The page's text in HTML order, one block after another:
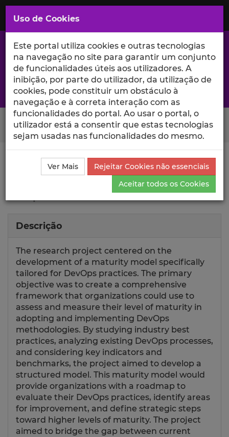
Saltar
para
Conteúdo
Principal
A excelência da investigação e ciência no Iscte
Search Button
Ciência_Iscte Lista de Projetos Projeto
Development of maturity model for
Descrição
The research project centered on the
development of a maturity model specifically
tailored for DevOps practices. The primary
objective was to create a comprehensive
framework that organizations could use to
assess and measure their level of maturity in
adopting and implementing DevOps
methodologies. By studying industry best
practices, analyzing existing DevOps processes,
and considering key indicators and
benchmarks, the project aimed to develop a
structured model. This maturity model would
provide organizations with a roadmap to
evaluate their DevOps practices, identify areas
for improvement, and define strategic steps
toward higher levels of maturity. The project
aimed to bridge the gap between current
Uso de Cookies
Este portal utiliza cookies e outras tecnologias
na navegação no site para garantir um conjunto
de funcionalidades úteis aos utilizadores. A
inibição, por parte do utilizador, da utilização de
cookies, pode constituir um obstáculo à
navegação e à correta interação com as
funcionalidades do portal. Ao usar o portal, o
utilizador está a consentir que estas tecnologias
sejam usadas nas funcionalidades do mesmo.
Ver Mais
Rejeitar Cookies não essenciais
Aceitar todos os Cookies